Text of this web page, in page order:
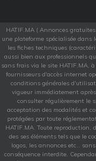
HATIF.MA ( Annonces
une plateforme spécialisée dans
les fiches techniques
aussi bien aux professionnels
sans frais via le site HATIF.MA,
fournisseurs d'accès internet
conditions générales
vigueur immédiatement
consulter régulièrement le
acceptation des modalités et
protégées par toute
HATIF.MA. Toute
des ses éléments tels que le
logos, les annonces etc..
conséquence interdite.